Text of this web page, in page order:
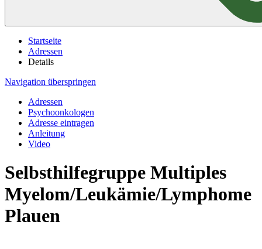
Startseite
Adressen
Details
Navigation überspringen
Adressen
Psychoonkologen
Adresse eintragen
Anleitung
Video
Selbsthilfegruppe Multiples
Myelom/Leukämie/Lymphome
Plauen